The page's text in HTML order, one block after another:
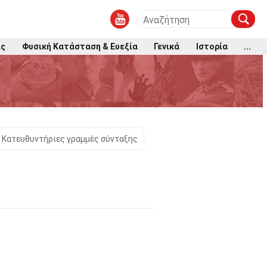
Φυσική Κατάσταση & Ευεξία Γενικά Ιστορία ...
Κατευθυντήριες γραμμές σύνταξης